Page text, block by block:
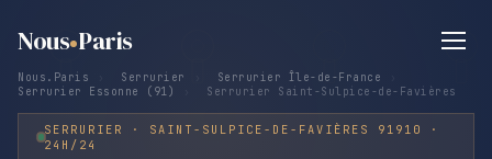
Nous Paris
Nous.Paris Serrurier Serrurier Île-de-France
Serrurier Essonne (91)
Serrurier Saint-Sulpice-de-Favières
SERRURIER · SAINT-SULPICE-DE-FAVIÈRES 91910 ·
24H/24